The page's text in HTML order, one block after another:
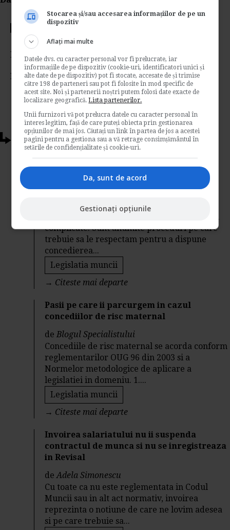
Rating:
Nota:5din1voturi
Articole conexe
Neindeplinirea obiectivelor de
performanta poate duce la concedierea
salariatului?
Blogul Specialistului
Da, este posibil, insa lucrurile sunt putin mai
complicate. Sunt anumite proceduri pe care
trebuie sa le respectam pentru a dispune
concedierea...
Legislatia muncii
→ Citeste mai departe
Pasii pe care ii parcurgem in cazul
concediilor de risc maternal
deBlogul Specialistului
Concediile de risc maternal se acorda conform
reglementarilor OUG 96 din 2003 si a
Normelor metodologice de aplicare a
legislatiei in domeniu. 1....
Legislatia muncii
→ Citeste mai departe
Invoirea salariatului nu ii suspenda
contractul de munca si nu se inregistreaza
in Revisal
deAdela Simonescu
Cu toate ca nu este reglementata in Codul
Muncii sau in alt act normativ, invoirea
reprezinta o notiune de care ne lovim adesea
si pe care trebuie sa...
Stocarea și/sau accesarea informațiilor de pe un
dispozitiv
Aflați mai multe
Datele dvs. cu caracter personal vor fi prelucrate, iar
informațiile de pe dispozitiv (cookie-uri, identificatori unici și
alte date de pe dispozitiv) pot fi stocate, accesate de și trimise
către 198 de parteneri sau pot fi folosite în mod specific de
acest site. Noi și partenerii noștri putem folosi date exacte de
localizare geografică.Lista partenerilor.
Unii furnizori vă pot prelucra datele cu caracter personal în
interes legitim, față de care puteți obiecta prin gestionarea
opțiunilor de mai jos. Căutați un link în partea de jos a acestei
pagini pentru a gestiona sau a vă retrage consimțământul în
setările de confidențialitate și cookie-uri.
Da, sunt de acord
Gestionați opțiunile